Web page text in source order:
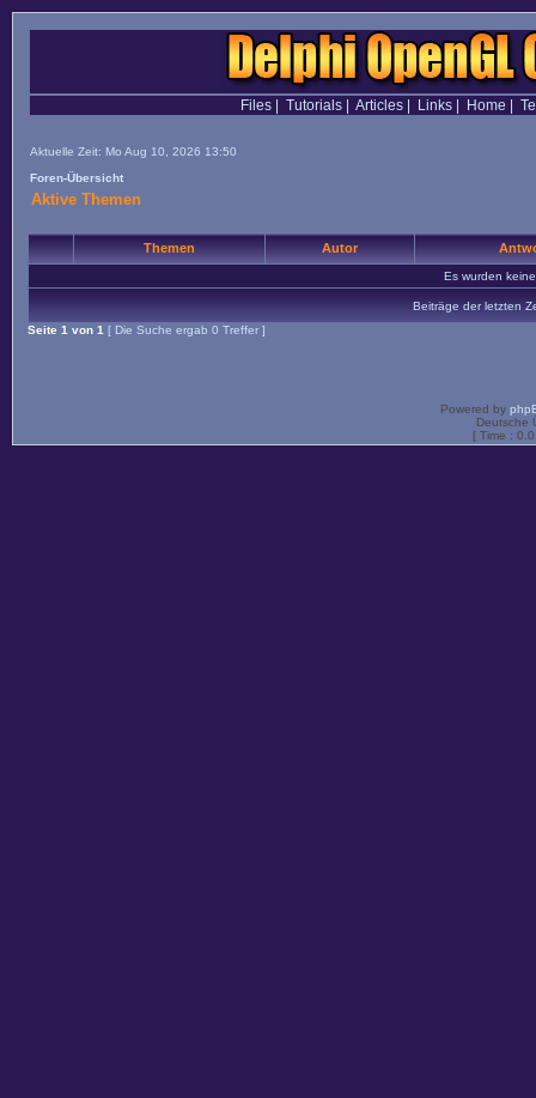
Files| Tutorials| Articles| Links| Home
Aktuelle Zeit: Mo Aug 10, 2026 13:50
Foren-Übersicht
Aktive Themen
Themen Autor
Es wurden
Beiträge der letzten
Seite 1 von 1 [ Die Suche ergab 0 Treffer ]
Powered by
Deutsche
[ Time :